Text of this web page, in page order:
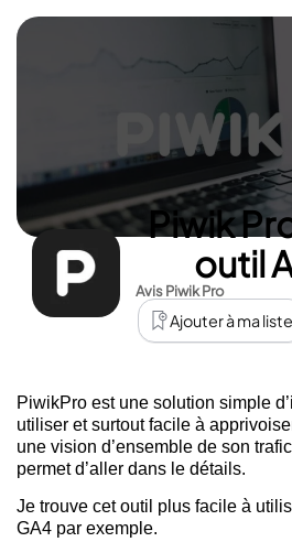
Avis Piwik Pro
Ajouter à ma liste
Piwik
outil
PiwikPro est une solution simple
utiliser et surtout facile à
une vision d’ensemble de son
permet d’aller dans le détails.
Je trouve cet outil plus facile à
GA4 par exemple.